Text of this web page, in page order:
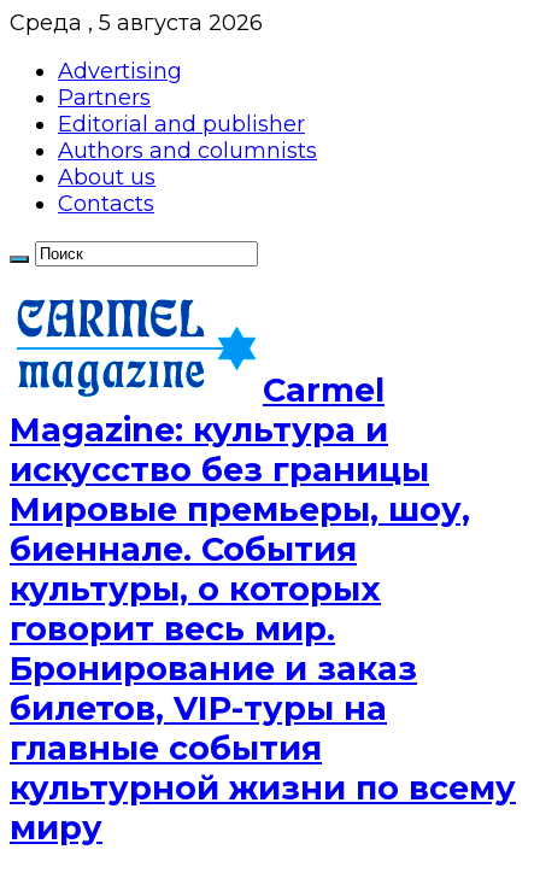
Среда , 5 августа 2026
Advertising
Partners
Editorial and publisher
Authors and columnists
About us
Contacts
Сarmel
Magazine: культура и
искусство без границы
Мировые премьеры, шоу,
биеннале. События
культуры, о которых
говорит весь мир.
Бронирование и заказ
билетов, VIP-туры на
главные события
культурной жизни по всему
миру